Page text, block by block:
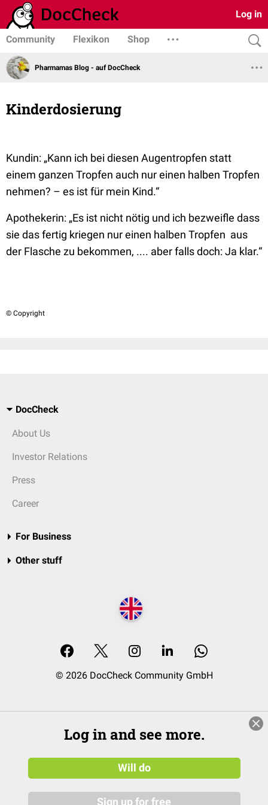
Log in
Community Flexikon Shop
Pharmamas Blog - auf DocCheck
Kinderdosierung
Kundin: „Kann ich bei diesen Augentropfen statt
einem ganzen Tropfen auch nur einen halben Tropfen
nehmen? – es ist für mein Kind.“
Apothekerin: „Es ist nicht nötig und ich bezweifle dass
sie das fertig kriegen nur einen halben Tropfen aus
der Flasche zu bekommen, .... aber falls doch: Ja klar.“
© Copyright
DocCheck
About Us
Investor Relations
Press
Career
For Business
Other stuff
© 2026 DocCheck Community GmbH
Log in and see more.
Will do
Sign up for free